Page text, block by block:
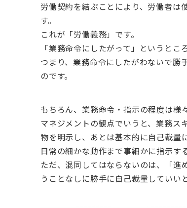
労働契約を結ぶことにより、労働者は
す。
これが「労働義務」です。
「業務命令にしたがって」というとこ
つまり、業務命令にしたがわないで勝
のです。
もちろん、業務命令・指示の程度は様々
マネジメントの観点でいうと、業務ス
物を明示し、あとは基本的に自己裁量
日常の細かな動作まで事細かに指示す
ただ、混同してはならないのは、「進
うことなしに勝手に自己裁量していい